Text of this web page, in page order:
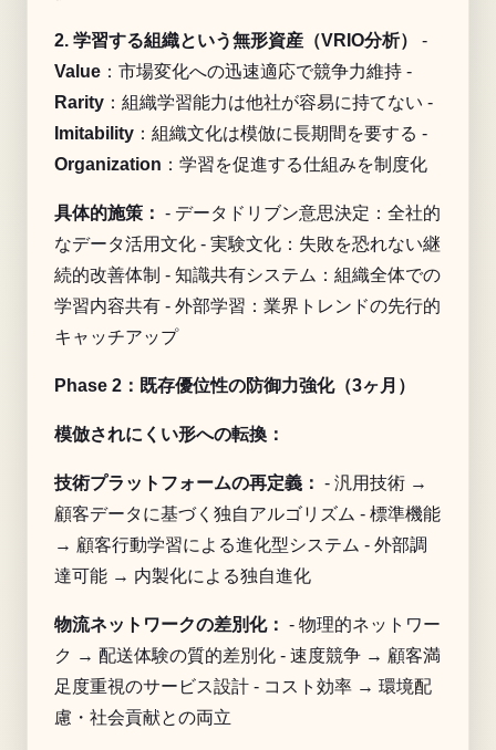
2. 学習する組織という無形資産（VRIO分析）
-
Value ：市場変化への迅速適応で競争力維持 -
Rarity ：組織学習能力は他社が容易に持てない -
Imitability ：組織文化は模倣に長期間を要する -
Organization ：学習を促進する仕組みを制度化
具体的施策： - データドリブン意思決定：全社的
なデータ活用文化 - 実験文化：失敗を恐れない継
続的改善体制 - 知識共有システム：組織全体での
学習内容共有 - 外部学習：業界トレンドの先行的
キャッチアップ
Phase 2：既存優位性の防御力強化（3ヶ月）
模倣されにくい形への転換：
技術プラットフォームの再定義： - 汎用技術 →
顧客データに基づく独自アルゴリズム - 標準機能
→ 顧客行動学習による進化型システム - 外部調
達可能 → 内製化による独自進化
物流ネットワークの差別化： - 物理的ネットワー
ク → 配送体験の質的差別化 - 速度競争 → 顧客満
足度重視のサービス設計 - コスト効率 → 環境配
慮・社会貢献との両立